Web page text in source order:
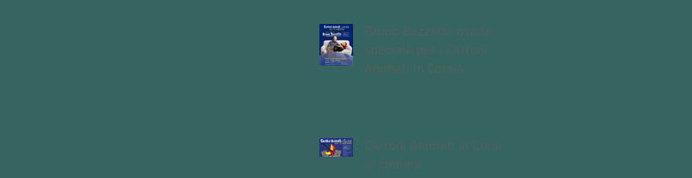
Bruno Bozzetto ospite
speciale per i Cartoni
Animati In Corsia
Cartoni Animati in Corsia
al cinema